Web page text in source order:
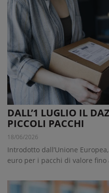
DALL’1 LUGLIO IL
PICCOLI PACCHI
18/06/2026
Introdotto dall’Unione
euro per i pacchi di valore fino